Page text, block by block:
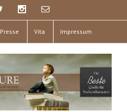
Presse Vita Impressum